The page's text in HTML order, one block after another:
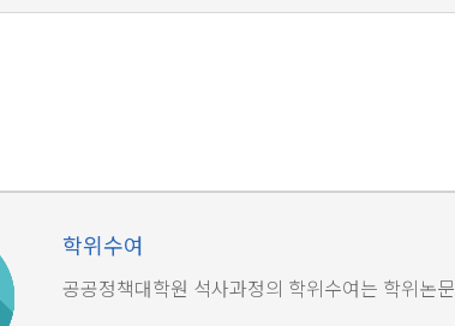
학위수여
공공정책대학원 석사과정의 학위수여는 학위논